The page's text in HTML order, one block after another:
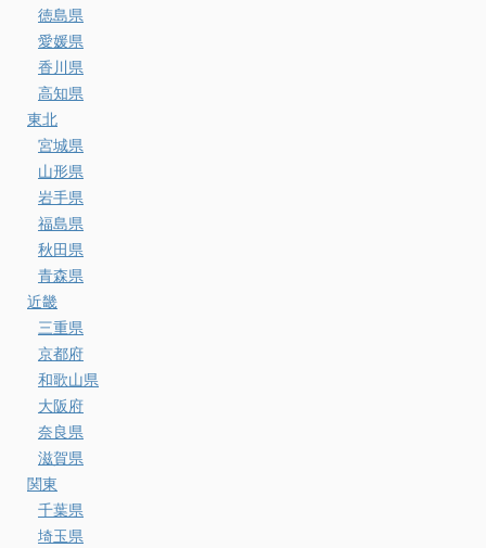
徳島県
愛媛県
香川県
高知県
東北
宮城県
山形県
岩手県
福島県
秋田県
青森県
近畿
三重県
京都府
和歌山県
大阪府
奈良県
滋賀県
関東
千葉県
埼玉県